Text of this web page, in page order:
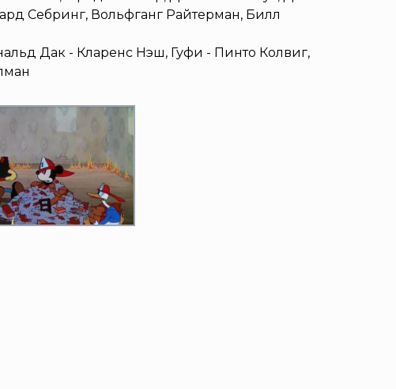
Себринг, Вольфганг Райтерман, Билл
Дак - Кларенс Нэш, Гуфи - Пинто Колвиг,